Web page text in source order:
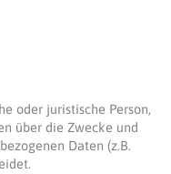
oder juristische Person,
über die Zwecke und
Daten (z.B.